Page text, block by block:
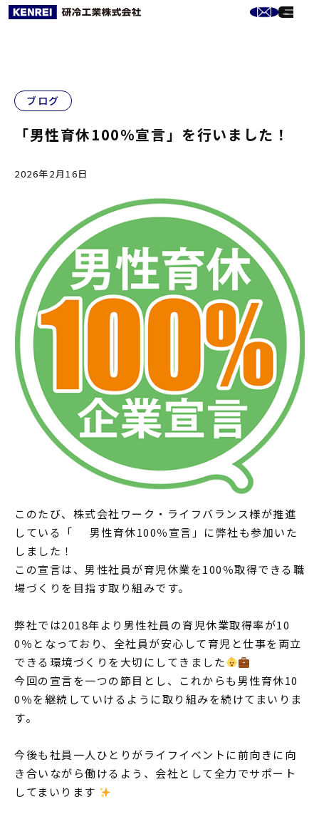
ブログ
「男性育休100％宣言」を行いました！
2026年2月16日
このたび、株式会社ワーク・ライフバランス様が推進
している「
男性育休100％宣言 」に弊社も参加いた
しました！
この宣言は、男性社員が育児休業を100％取得できる職
場づくりを目指す取り組みです。
弊社では2018年より男性社員の育児休業取得率が10
0％となっており、全社員が安心して育児と仕事を両立
できる環境づくりを大切にしてきました
今回の宣言を一つの節目とし、これからも男性育休10
0％を継続していけるように取り組みを続けてまいりま
す。
今後も社員一人ひとりがライフイベントに前向きに向
き合いながら働けるよう、会社として全力でサポート
してまいります